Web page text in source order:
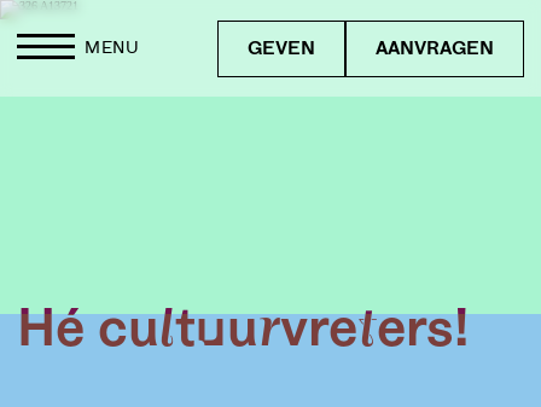
GEVEN AANVRAGEN
MENU
Hé cultuurvreters!